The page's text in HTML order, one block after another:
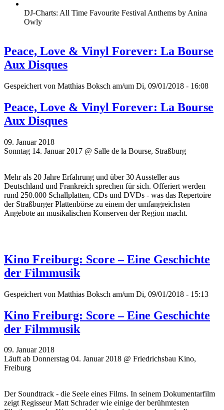
DJ-Charts: All Time Favourite Festival Anthems by Anina
Owly
Peace, Love & Vinyl Forever: La Bourse
Aux Disques
Gespeichert von Matthias Boksch am/um Di, 09/01/2018 - 16:08
Peace, Love & Vinyl Forever: La Bourse
Aux Disques
09. Januar 2018
Sonntag 14. Januar 2017 @ Salle de la Bourse, Straßburg
Mehr als 20 Jahre Erfahrung und über 30 Aussteller aus
Deutschland und Frankreich sprechen für sich. Offeriert werden
rund 250.000 Schallplatten, CDs und DVDs - was das Repertoire
der Straßburger Plattenbörse zu einem der umfangreichsten
Angebote an musikalischen Konserven der Region macht.
Kino Freiburg: Score – Eine Geschichte
der Filmmusik
Gespeichert von Matthias Boksch am/um Di, 09/01/2018 - 15:13
Kino Freiburg: Score – Eine Geschichte
der Filmmusik
09. Januar 2018
Läuft ab Donnerstag 04. Januar 2018 @ Friedrichsbau Kino,
Freiburg
Der Soundtrack - die Seele eines Films. In seinem Dokumentarfilm
zeigt Regisseur Matt Schrader wie einige der berühmtesten